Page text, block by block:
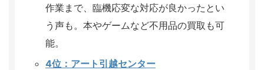
作業まで、臨機応変な対応が良かったとい
う声も。本やゲームなど不用品の買取も可
能。
4位：アート引越センター